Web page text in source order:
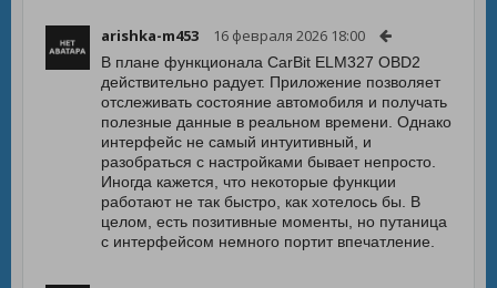
arishka-m453 16 февраля 2026 18:00
В плане функционала CarBit ELM327 OBD2
действительно радует. Приложение позволяет
отслеживать состояние автомобиля и получать
полезные данные в реальном времени. Однако
интерфейс не самый интуитивный, и
разобраться с настройками бывает непросто.
Иногда кажется, что некоторые функции
работают не так быстро, как хотелось бы. В
целом, есть позитивные моменты, но путаница
с интерфейсом немного портит впечатление.